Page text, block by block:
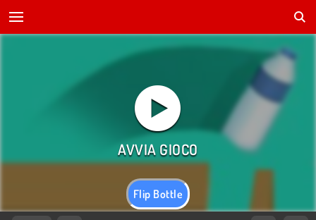
Flip Bottle